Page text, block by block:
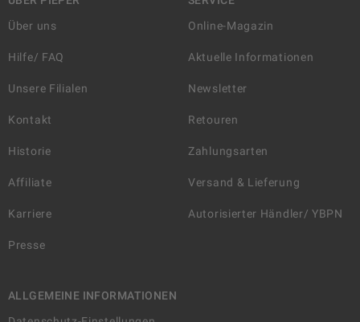
Über uns
Hilfe/ FAQ
Unsere Filialen
Kontakt
Historie
Affiliate
Karriere
Presse
Online-Magazin
Aktuelle Informationen
Newsletter
Retouren
Zahlungsarten
Versand & Lieferung
Autorisierter Händler/ YBPN
ALLGEMEINE INFORMATIONEN